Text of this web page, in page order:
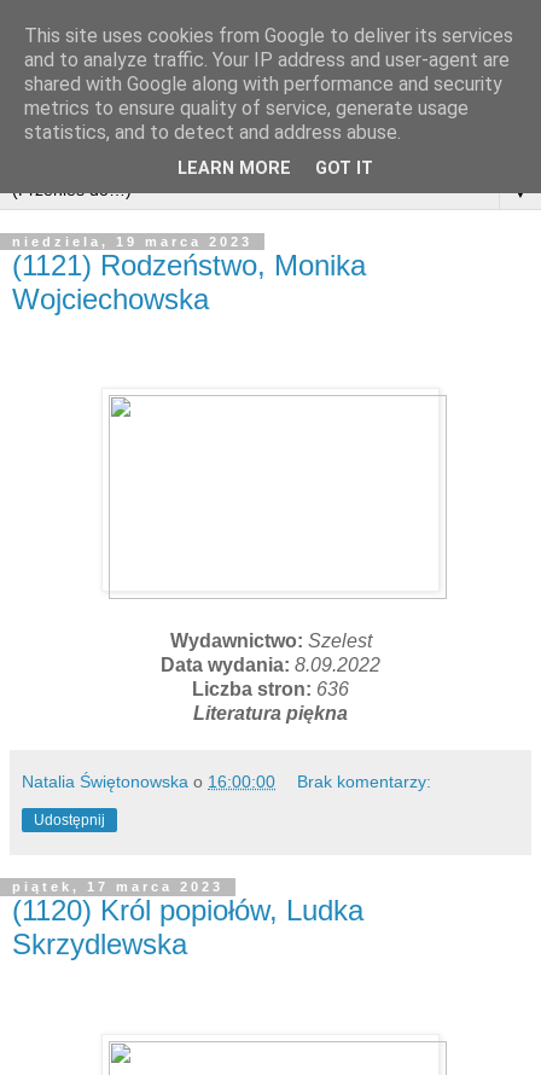
▼
niedziela, 19 marca 2023
(1121) Rodzeństwo, Monika
Wojciechowska
Wydawnictwo: Szelest
Data wydania: 8.09.2022
Liczba stron: 636
Literatura piękna
Natalia Świętonowska o 16:00:00 Brak komentarzy:
Udostępnij
piątek, 17 marca 2023
(1120) Król popiołów, Ludka
Skrzydlewska
This site uses cookies from Google to deliver its services
and to analyze traffic. Your IP address and user-agent are
shared with Google along with performance and security
metrics to ensure quality of service, generate usage
statistics, and to detect and address abuse.
LEARN MORE GOT IT